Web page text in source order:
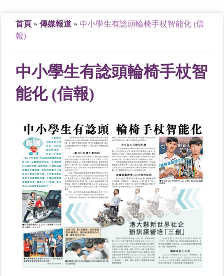
首頁 » 傳媒報道 » 中小學生有諗頭輪椅手杖智能化 (信
報)
中小學生有諗頭輪椅手杖智
能化 (信報)